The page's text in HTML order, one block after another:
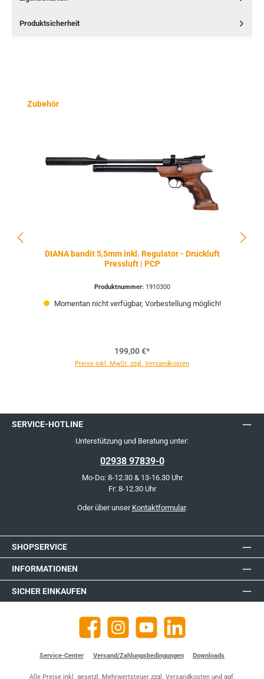
Produktsicherheit
Produktgalerie überspringen
Zubehör
DIANA bandit 5,5mm inkl. Regulator - Druckluft
Pressluft | PCP
Produktnummer: 1910300
Momentan nicht verfügbar, Vorbestellung möglich!
199,00 €*
Preise inkl. MwSt. zzgl. Versandkosten
SERVICE-HOTLINE
Unterstützung und Beratung unter:
02938 97839-0
Mo-Do: 8-12.30 & 13-16.30 Uhr
Fr: 8-12.30 Uhr
Oder über unser Kontaktformular.
SHOPSERVICE
INFORMATIONEN
SICHER EINKAUFEN
Facebook Instagram YouTube https://de.linkedin.com/company/
Service-Center Versand/Zahlungsbedingungen Downloads
Alle Preise inkl. gesetzl. Mehrwertsteuer zzgl. Versandkostenund ggf.